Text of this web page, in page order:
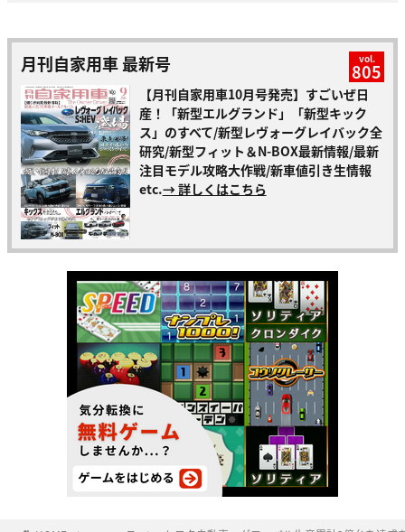
月刊自家用車 最新号 vol.
805
【月刊自家用車10月号発売】すごいぜ日
産！「新型エルグランド」「新型キック
ス」のすべて/新型レヴォーグレイバック全
研究/新型フィット＆N-BOX最新情報/最新
注目モデル攻略大作戦/新車値引き生情報
etc.→ 詳しくはこちら